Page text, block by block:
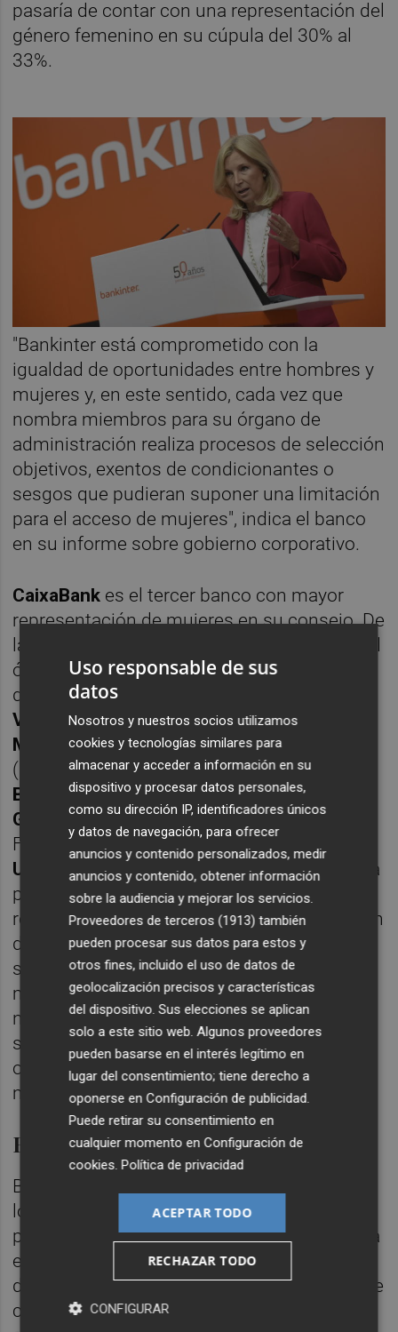
pasaría de contar con una representación del
género femenino en su cúpula del 30% al
33%.
"Bankinter está comprometido con la
igualdad de oportunidades entre hombres y
mujeres y, en este sentido, cada vez que
nombra miembros para su órgano de
administración realiza procesos de selección
objetivos, exentos de condicionantes o
sesgos que pudieran suponer una limitación
para el acceso de mujeres", indica el banco
en su informe sobre gobierno corporativo.
CaixaBank es el tercer banco con mayor
representación de mujeres en su consejo. De
las dieciocho personas que forman parte del
órgano de administración del banco, cinco
de ellas son mujeres (27,78%):
Verónica Fisas Vergés(independiente),
María Amparo Moraleda Martínez
(independiente),María Teresa Bassons
Boncompte(dominical),Natalia Aznárez
Gómez(dominical como representación de
Fundación Caja Canarias) y
Koro Usarraga
Unsaín(independiente). La entidad presidida
por
Jordi Gualsubraya que, según su
reglamento, los procedimientos de selección
de miembros del consejo no adolecen de
sesgo alguno que obstaculice la entrada de
mujeres para dichos cargos. La comisión de
nombramientos vela por que se facilite la
selección de consejeras y establece un
objetivo de representación para el sexo
menos representado.
BBVA, cerca del objetivo
BBVA es la siguiente entidad más cerca de
lograr la consecución del objetivo del 30%
para 2020, ya que la cuota femenina se sitúa
en el 26,67%. El consejo de administración
del banco presidido porCarlos Torres Vila
se
compone de quince consejeros, de entre los
Uso responsable de sus
datos
Nosotros y nuestros socios utilizamos
cookies y tecnologías similares para
almacenar y acceder a información en su
dispositivo y procesar datos personales,
como su dirección IP, identificadores únicos
y datos de navegación, para ofrecer
anuncios y contenido personalizados, medir
anuncios y contenido, obtener información
sobre la audiencia y mejorar los servicios.
Proveedores de terceros (1913) también
pueden procesar sus datos para estos y
otros fines, incluido el uso de datos de
geolocalización precisos y características
del dispositivo. Sus elecciones se aplican
solo a este sitio web. Algunos proveedores
pueden basarse en el interés legítimo en
lugar del consentimiento; tiene derecho a
oponerse enConfiguración de publicidad
Puede retirar su consentimiento en
cualquier momento enConfiguración de
cookies .Política de privacidad
ACEPTAR TODO
RECHAZAR TODO
CONFIGURAR